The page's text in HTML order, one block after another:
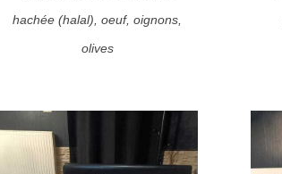
hachée (halal), oeuf, oignons,
olives